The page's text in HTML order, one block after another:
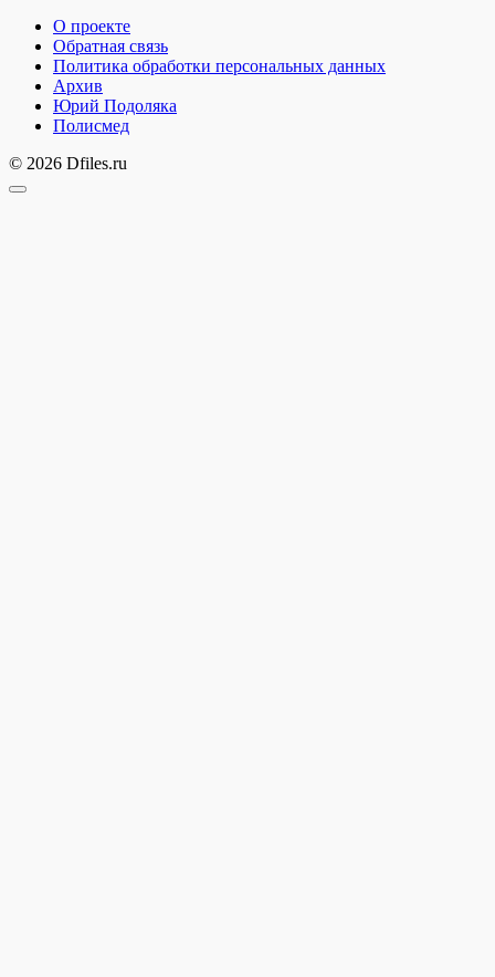
О проекте
Обратная связь
Политика обработки персональных данных
Архив
Юрий Подоляка
Полисмед
© 2026 Dfiles.ru